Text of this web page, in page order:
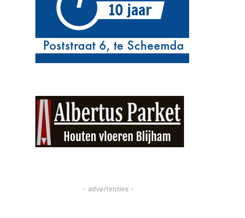
- advertenties -